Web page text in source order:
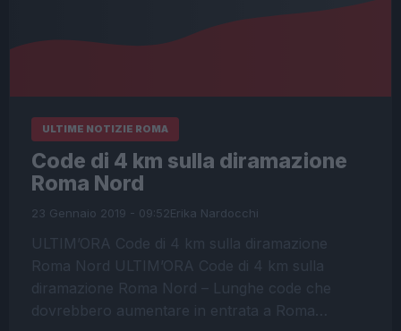
ULTIME NOTIZIE ROMA
Code di 4 km sulla diramazione
Roma Nord
23 Gennaio 2019 - 09:52Erika Nardocchi
ULTIM’ORA Code di 4 km sulla diramazione
Roma Nord ULTIM’ORA Code di 4 km sulla
diramazione Roma Nord – Lunghe code che
dovrebbero aumentare in entrata a Roma…